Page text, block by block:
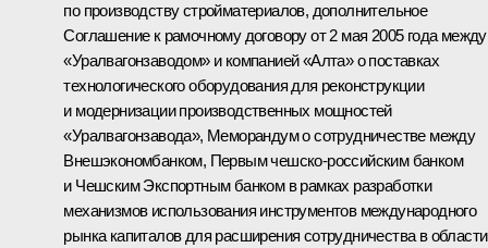
по производству стройматериалов, дополнительное
Соглашение к рамочному договору от 2 мая 2005 года между
«Уралвагонзаводом» и компанией «Алта» о поставках
технологического оборудования для реконструкции
и модернизации производственных мощностей
«Уралвагонзавода», Меморандум о сотрудничестве между
Внешэкономбанком, Первым чешско-российским банком
и Чешским Экспортным банком в рамках разработки
механизмов использования инструментов международного
рынка капиталов для расширения сотрудничества в области